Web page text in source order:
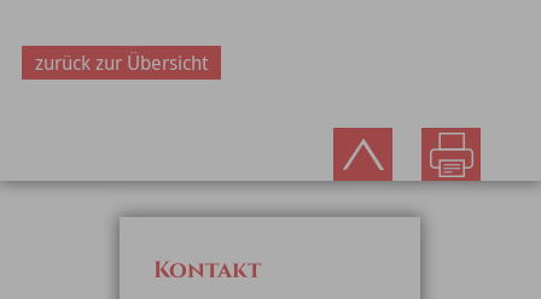
zurück zur Übersicht
Kontakt